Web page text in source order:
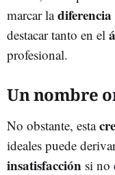
marcar ladiferencia
destacar tanto en el
profesional.
Un nombre
No obstante, esta
ideales puede
insatisfacción si no